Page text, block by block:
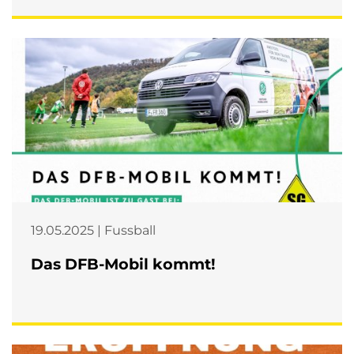
19.05.2025 | Fussball
Das DFB-Mobil kommt!